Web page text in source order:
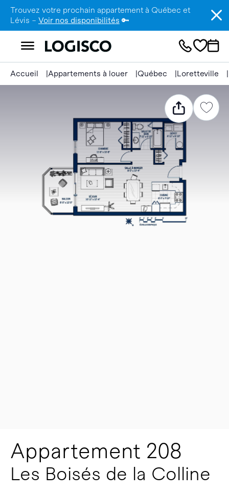
Trouvez votre prochain appartement à Québec et
Lévis – Voir nos disponibilités 🔑
Accueil Appartements à louer Québec Loretteville
Appartement 208
Les Boisés de la Colline